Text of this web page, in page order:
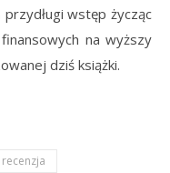
wstęp życząc
na wyższy
dziś książki.
recenzja